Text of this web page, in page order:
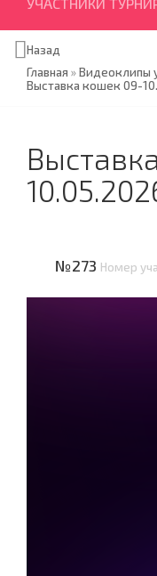
Назад
Главная »Видеоклипы
Выставка кошек 09-
№273 Номер